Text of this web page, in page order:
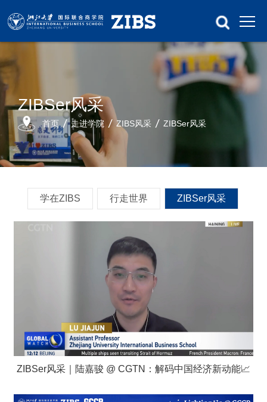
ZIBSer风采
首页 走进学院 ZIBS风采 ZIBSer风采
学在ZIBS 行走世界 ZIBSer风采
ZIBSer风采｜陆嘉骏 @ CGTN：解码中国经济新动能📈